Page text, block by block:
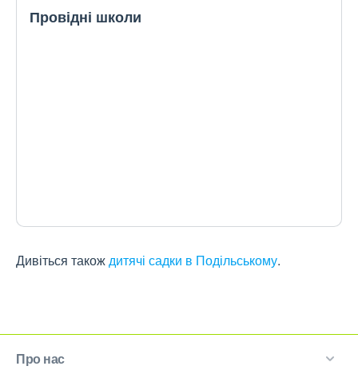
Провідні школи
Дивіться такождитячі садки в Подільському.
Про нас